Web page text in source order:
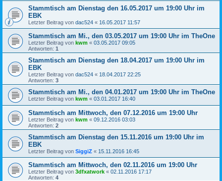
Stammtisch am Dienstag den 16.05.2017 um 19:00 Uhr im
EBK
Letzter Beitrag von dac524 « 16.05.2017 11:57
Stammtisch am Mi., den 03.05.2017 um 19:00 Uhr im TheOne
Letzter Beitrag von kwm « 03.05.2017 09:05
Antworten: 1
Stammtisch am Dienstag den 18.04.2017 um 19:00 Uhr im
EBK
Letzter Beitrag von dac524 « 18.04.2017 22:25
Antworten: 3
Stammtisch am Mi., den 04.01.2017 um 19:00 Uhr im TheOne
Letzter Beitrag von kwm « 03.01.2017 16:40
Stammtisch am Mittwoch, den 07.12.2016 um 19:00 Uhr
Letzter Beitrag von kwm « 09.12.2016 03:03
Antworten: 2
Stammtisch am Dienstag den 15.11.2016 um 19:00 Uhr im
EBK
Letzter Beitrag von SiggiZ « 15.11.2016 16:45
Stammtisch am Mittwoch, den 02.11.2016 um 19:00 Uhr
Letzter Beitrag von 3dfxatwork « 02.11.2016 17:17
Antworten: 4